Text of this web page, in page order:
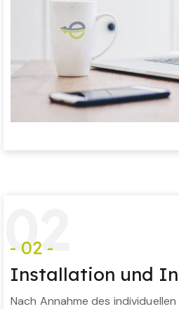
02
- 02 -
Installation und
Nach Annahme des